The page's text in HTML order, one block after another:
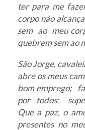
ter para me
corpo não
sem ao meu
quebrem sem ao
São Jorge,
abre os meus
bom emprego;
por todos:
Que a paz, o
presentes no